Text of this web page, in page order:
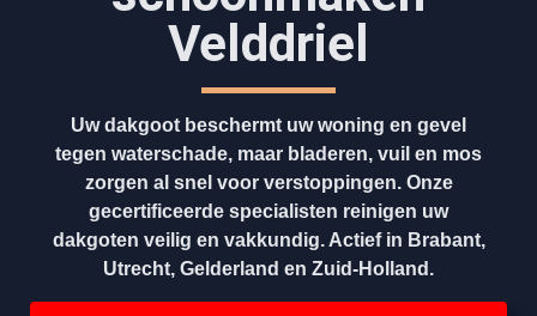
Velddriel
Uw dakgoot beschermt uw woning en gevel
tegen waterschade, maar bladeren, vuil en mos
zorgen al snel voor verstoppingen. Onze
gecertificeerde specialisten reinigen uw
dakgoten veilig en vakkundig. Actief in Brabant,
Utrecht, Gelderland en Zuid-Holland.